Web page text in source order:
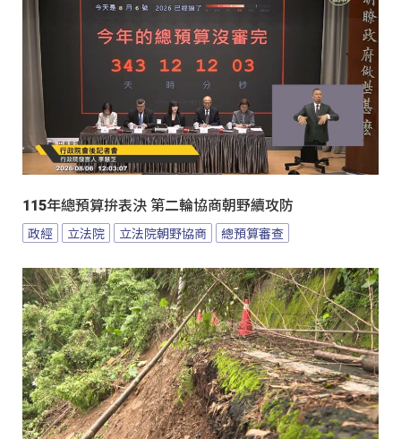
115年總預算拚表決 第二輪協商朝野續攻防
政經 立法院 立法院朝野協商 總預算審查